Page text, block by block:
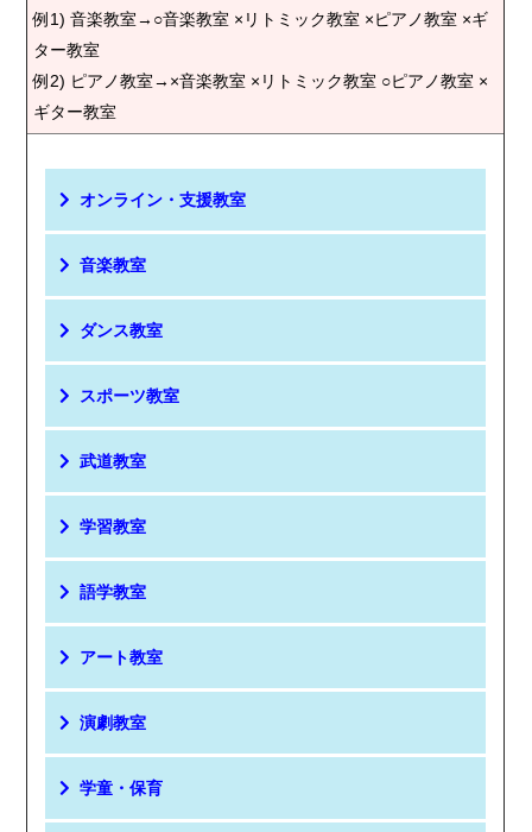
例1) 音楽教室→○音楽教室 ×リトミック教室 ×ピアノ教室 ×ギ
ター教室
例2) ピアノ教室→×音楽教室 ×リトミック教室 ○ピアノ教室 ×
ギター教室
オンライン・支援教室
音楽教室
ダンス教室
スポーツ教室
武道教室
学習教室
語学教室
アート教室
演劇教室
学童・保育